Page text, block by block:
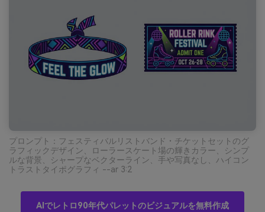
プロンプト：フェスティバルリストバンド・チケットセットのグ
ラフィックデザイン、ローラースケート場の輝きカラー、シンプ
ルな背景、シャープなベクターライン、手や写真なし、ハイコン
トラストタイポグラフィ --ar 3:2
AIでレトロ90年代パレットのビジュアルを無料作成